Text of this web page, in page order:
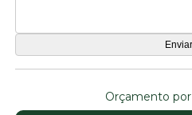
Orçamento